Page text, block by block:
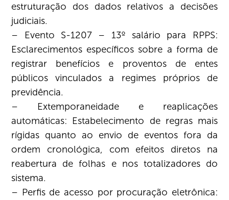
estruturação dos dados relativos a decisões
judiciais.
– Evento S-1207 – 13º salário para RPPS:
Esclarecimentos específicos sobre a forma de
registrar benefícios e proventos de entes
públicos vinculados a regimes próprios de
previdência.
– Extemporaneidade e reaplicações
automáticas: Estabelecimento de regras mais
rígidas quanto ao envio de eventos fora da
ordem cronológica, com efeitos diretos na
reabertura de folhas e nos totalizadores do
sistema.
– Perfis de acesso por procuração eletrônica: